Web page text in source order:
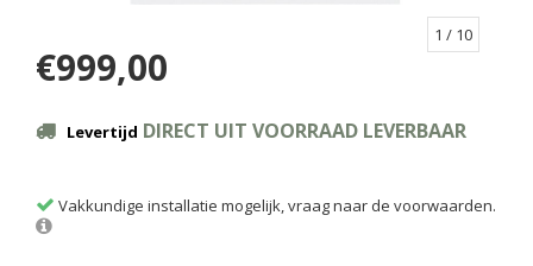
1 / 10
€999,00
Levertijd DIRECT UIT VOORRAAD LEVERBAAR
Vakkundige installatie mogelijk, vraag naar de voorwaarden.